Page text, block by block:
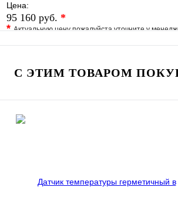
Цена:
95 160 руб. *
*Актуальную цену пожалуйста уточните у
В избранное Сравнение
В корзину
С ЭТИМ ТОВАРОМ